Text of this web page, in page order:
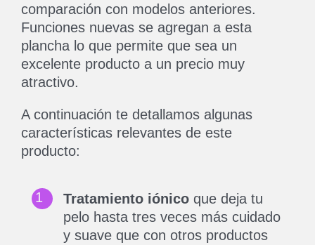
comparación con modelos anteriores.
Funciones nuevas se agregan a esta
plancha lo que permite que sea un
excelente producto a un precio muy
atractivo.
A continuación te detallamos algunas
características relevantes de este
producto:
Tratamiento iónico que deja tu
pelo hasta tres veces más cuidado
y suave que con otros productos